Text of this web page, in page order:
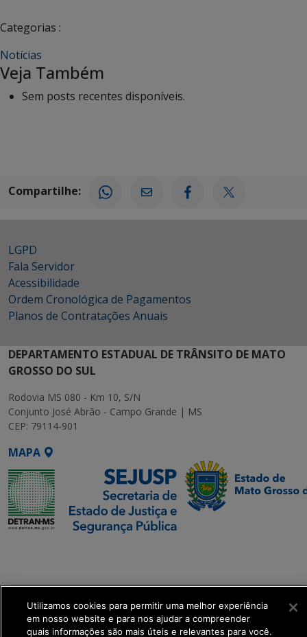
Categorias :
Notícias
Veja Também
Sem posts recentes disponíveis.
Compartilhe:
LGPD
Fala Servidor
Acessibilidade
Ordem Cronológica de Pagamentos
Planos de Contratações Anuais
DEPARTAMENTO ESTADUAL DE TRÂNSITO DE MATO
GROSSO DO SUL
Rodovia MS 080 - Km 10, S/N
Conjunto José Abrão - Campo Grande | MS
CEP: 79114-901
MAPA
Transformação Digital
get_footer();
Utilizamos cookies para permitir uma melhor experiência
em nosso website e para nos ajudar a compreender
quais informações são mais úteis e relevantes para você.